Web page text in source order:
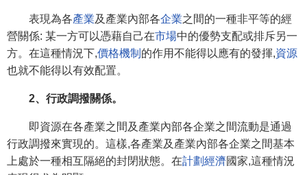
表現為各產業及產業內部各企業之間的一種非平等的經
營關係: 某一方可以憑藉自己在市場中的優勢支配或排斥另一
方。在這種情況下,價格機制 的作用不能得以應有的發揮,資源
也就不能得以有效配置。
2、行政調撥關係。
即資源在各產業之間及產業內部各企業之間流動是通過
行政調撥來實現的。這樣,各產業及產業內部各企業之間基本
上處於一種相互隔絕的封閉狀態。在計劃經濟國家,這種情況